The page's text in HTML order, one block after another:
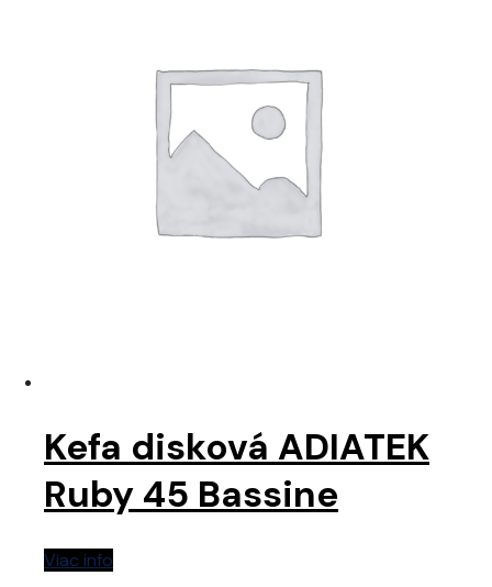
Kefa disková ADIATEK
Ruby 45 Bassine
Viac info